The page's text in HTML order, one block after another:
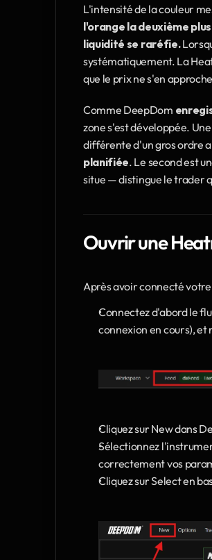
L'intensité de la couleur
l'orange la deuxième
liquidité se raréfie.
systématiquement. La
que le prix ne s'en
Comme DeepDom
zone s'est développée.
différente d'un gros ordre
planifiée. Le second est
situe — distingue le trader
Ouvrir une
Après avoir connecté
Connectez d'abord le
connexion en cours),
Cliquez sur New dans
Sélectionnez
correctement vos
Cliquez sur Select en